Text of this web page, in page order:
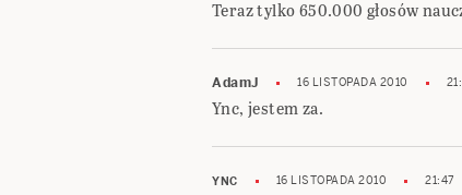
Teraz tylko 650.000 głosów
AdamJ 16 LISTOPADA 2010
Ync, jestem za.
YNC 16 LISTOPADA 2010 21:47